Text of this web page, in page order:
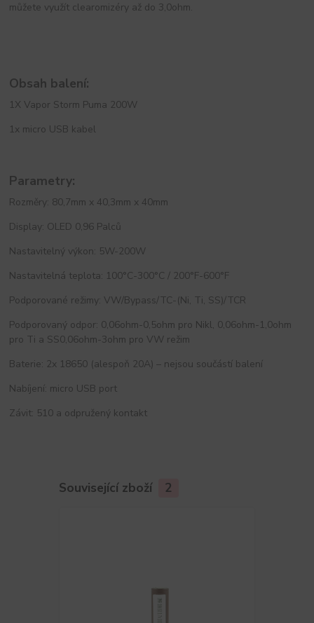
můžete využít clearomizéry až do 3,0ohm.
Obsah balení:
1X Vapor Storm Puma 200W
1x micro USB kabel
Parametry:
Rozměry: 80,7mm x 40,3mm x 40mm
Display: OLED 0,96 Palců
Nastavitelný výkon: 5W-200W
Nastavitelná teplota: 100°C-300°C / 200°F-600°F
Podporované režimy: VW/Bypass/TC-(Ni, Ti, SS)/TCR
Podporovaný odpor: 0,06ohm-0,5ohm pro Nikl, 0,06ohm-1,0ohm
pro Ti a SS0,06ohm-3ohm pro VW režim
Baterie: 2x 18650 (alespoň 20A) – nejsou součástí balení
Nabíjení: micro USB port
Závit: 510 a odpružený kontakt
Související zboží 2